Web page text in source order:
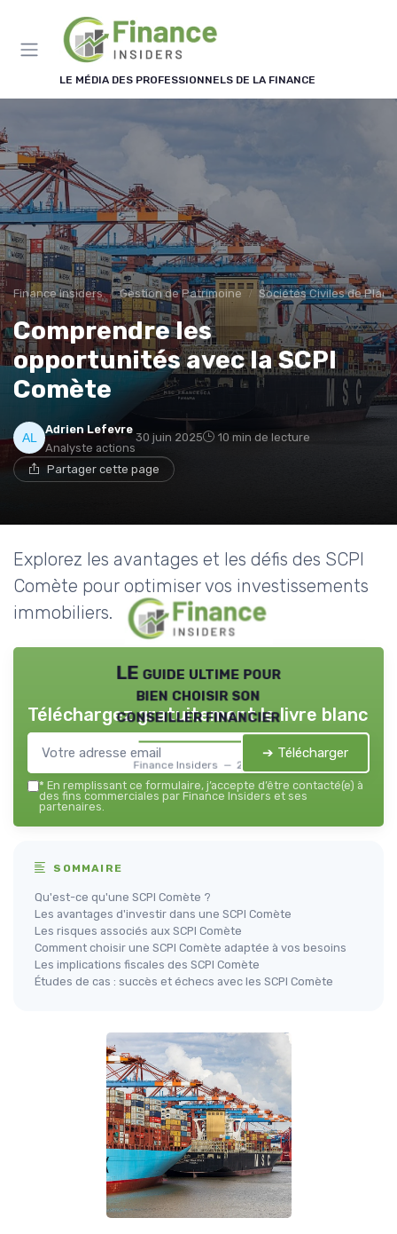
LE MÉDIA DES PROFESSIONNELS DE LA FINANCE
Finance Insiders Gestion de Patrimoine Sociétés Civiles de
Comprendre les
opportunités avec la SCPI
Comète
Adrien Lefevre
Analyste actions
30 juin 2025 10 min de lecture
Partager cette page
Explorez les avantages et les défis des SCPI
Comète pour optimiser vos investissements
immobiliers.
LE guide ultime pour
bien choisir son
conseiller financier
Finance Insiders — 2026
Téléchargez gratuitement le livre blanc
➔ Télécharger
* En remplissant ce formulaire, j’accepte d’être contacté(e) à
des fins commerciales par Finance Insiders et ses
partenaires.
SOMMAIRE
Qu'est-ce qu'une SCPI Comète ?
Les avantages d'investir dans une SCPI Comète
Les risques associés aux SCPI Comète
Comment choisir une SCPI Comète adaptée à vos besoins
Les implications fiscales des SCPI Comète
Études de cas : succès et échecs avec les SCPI Comète